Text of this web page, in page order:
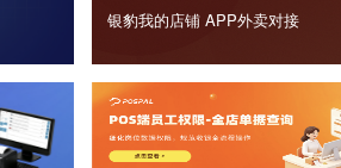
银豹我的店铺 APP外卖对接